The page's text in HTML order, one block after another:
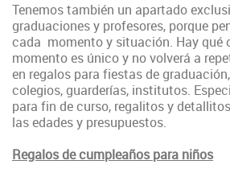
Tenemos también un apartado
graduaciones y profesores, porque
cada momento y situación. Hay qué
momento es único y no volverá a
en regalos para fiestas de
colegios, guarderías, institutos.
para fin de curso, regalitos y
las edades y presupuestos.
Regalos de cumpleaños para niños